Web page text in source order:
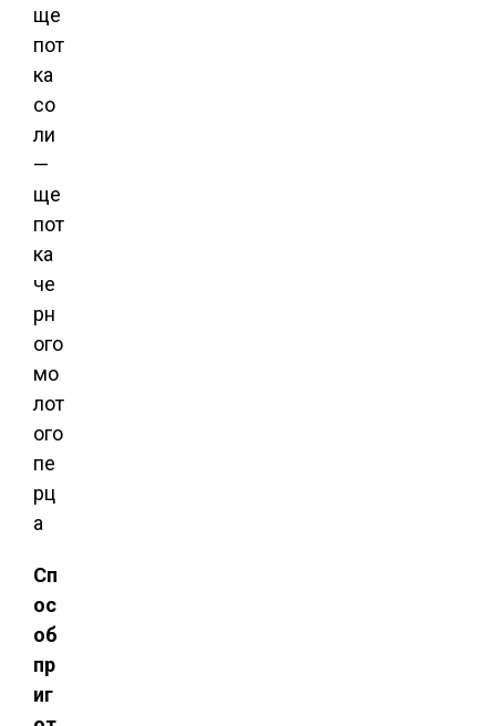
ще
пот
ка
со
ли
—
ще
пот
ка
че
рн
ого
мо
лот
ого
пе
рц
а
Сп
ос
об
пр
иг